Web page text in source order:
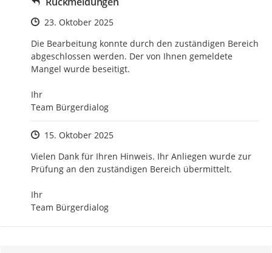
Zeitpunkt des Erstellens
23. Oktober 2025
Die Bearbeitung konnte durch den zuständigen Bereich
abgeschlossen werden. Der von Ihnen gemeldete
Mangel wurde beseitigt.
Ihr
Team Bürgerdialog
Zeitpunkt des Erstellens
15. Oktober 2025
Vielen Dank für Ihren Hinweis. Ihr Anliegen wurde zur
Prüfung an den zuständigen Bereich übermittelt.
Ihr
Team Bürgerdialog